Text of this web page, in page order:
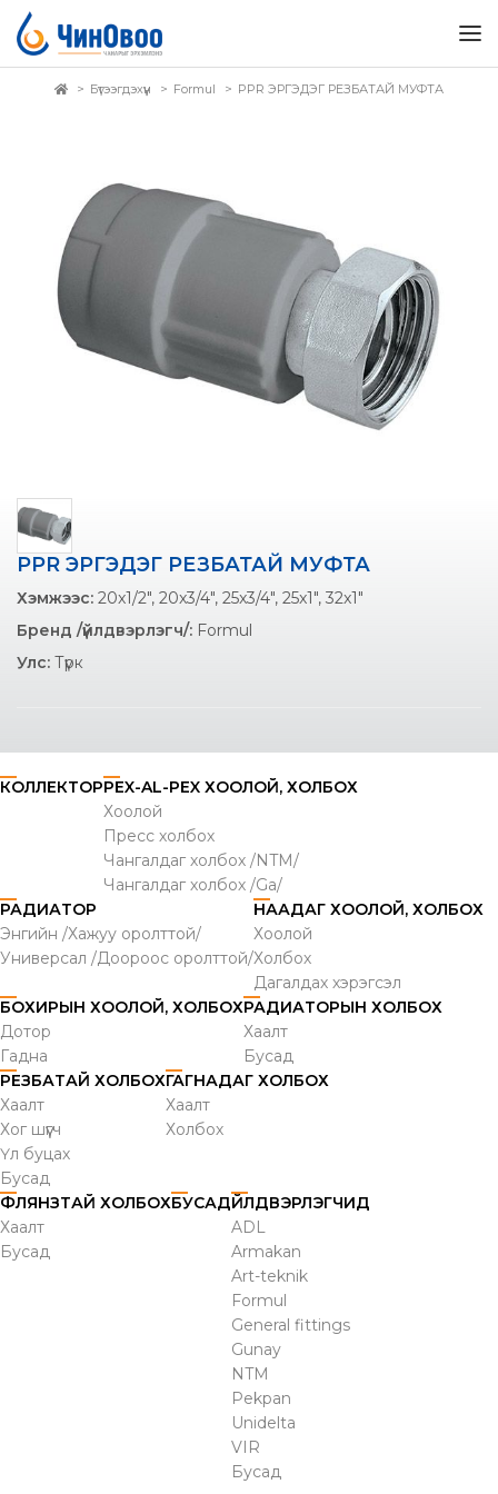
Бүтээгдэхүүн Formul PPR ЭРГЭДЭГ РЕЗБАТАЙ МУФТА
PPR ЭРГЭДЭГ РЕЗБАТАЙ МУФТА
Хэмжээс: 20x1/2", 20x3/4", 25x3/4", 25x1", 32x1"
Бренд /үйлдвэрлэгч/: Formul
Улс: Түрк
КОЛЛЕКТОРPEX-AL-PEX ХООЛОЙ, ХОЛБОХ
Хоолой
Пресс холбох
Чангалдаг холбох /NTM/
Чангалдаг холбох /Ga/
РАДИАТОР
Энгийн /Хажуу оролттой/
Универсал /Доороос оролттой/
НААДАГ ХООЛОЙ, ХОЛБОХ
Хоолой
Холбох
Дагалдах хэрэгсэл
БОХИРЫН ХООЛОЙ, ХОЛБОХ
Дотор
Гадна
РАДИАТОРЫН ХОЛБОХ
Хаалт
Бусад
РЕЗБАТАЙ ХОЛБОХ
Хаалт
Хог шүүгч
Үл буцах
Бусад
ГАГНАДАГ ХОЛБОХ
Хаалт
Холбох
ФЛЯНЗТАЙ ХОЛБОХ
Хаалт
Бусад
БУСАДҮЙЛДВЭРЛЭГЧИД
ADL
Armakan
Art-teknik
Formul
General fittings
Gunay
NTM
Pekpan
Unidelta
VIR
Бусад